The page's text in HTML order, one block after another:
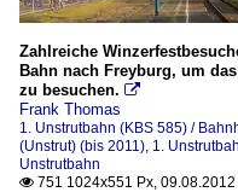
Zahlreiche
Bahn nach Freyburg, um
zu besuchen. 
Frank Thomas
1. Unstrutbahn (KBS 585) /
(Unstrut) (bis 2011), 1.
Unstrutbahn
 751 1024x551 Px, 09.08.2012